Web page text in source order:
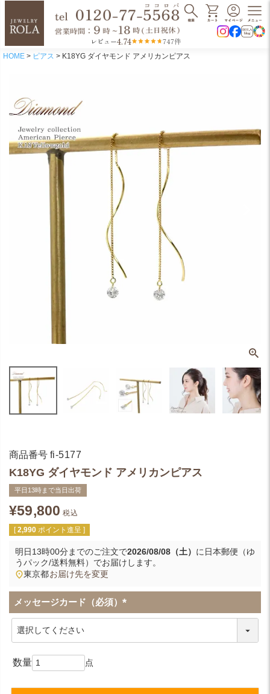
レビュー4.74 747件
HOME ピアス K18YG ダイヤモンド アメリカンピアス
商品番号 fi-5177
K18YG ダイヤモンド アメリカンピアス
平日13時まで当日出荷
¥59,800 税込
[ 2,990 ポイント進呈 ]
明日13時00分までのご注文で2026/08/08（土） に 日本郵便（ゆ
うパック/送料無料） でお届けします。
東京都お届け先を変更
メッセージカード（必須）
(